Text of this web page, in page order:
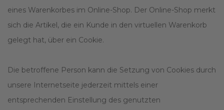
eines Warenkorbes im Online-Shop. Der Online-Shop merkt
sich die Artikel, die ein Kunde in den virtuellen Warenkorb
gelegt hat, über ein Cookie.
Die betroffene Person kann die Setzung von Cookies durch
unsere Internetseite jederzeit mittels einer
entsprechenden Einstellung des genutzten